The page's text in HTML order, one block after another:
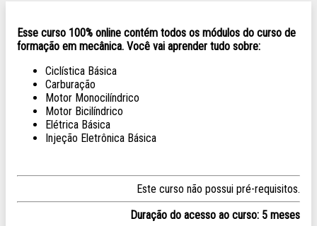
Esse curso 100% online contém todos os módulos do curso de
formação em mecânica. Você vai aprender tudo sobre:
Ciclística Básica
Carburação
Motor Monocilíndrico
Motor Bicilíndrico
Elétrica Básica
Injeção Eletrônica Básica
Este curso não possui pré-requisitos.
Duração do acesso ao curso: 5 meses